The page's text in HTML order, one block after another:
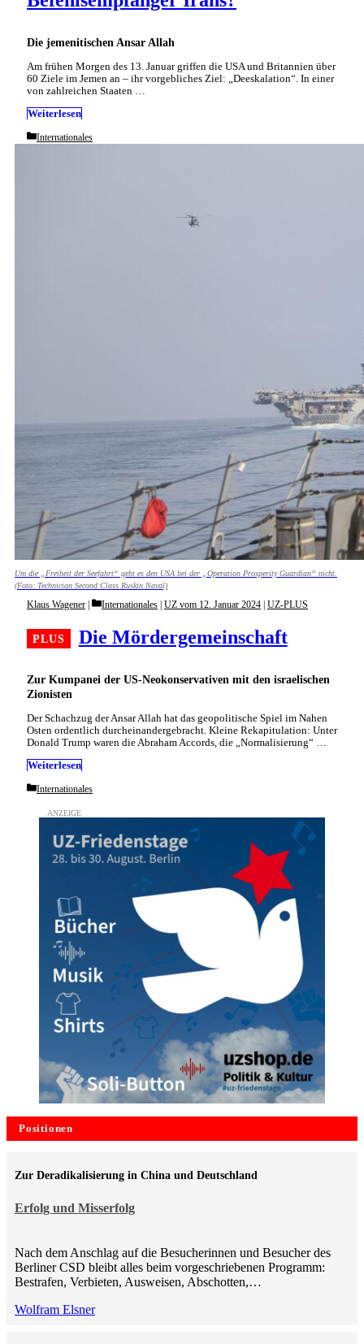
Die jemenitischen Ansar Allah
Am frühen Morgen des 13. Januar griffen die USA und Britannien über
60 Ziele im Jemen an – ihr vorgebliches Ziel: „Deeskalation“. In einer
von zahlreichen Staaten …
Weiterlesen
Categories
Internationales
Um die „Freiheit der Seefahrt“ geht es den USA bei der „Operation Prosperity Guardian“ nicht.
(Foto: Technician Second Class Ruskin Naval)
Zur Kumpanei der US-Neokonservativen mit den israelischen
Zionisten
Die Mördergemeinschaft
Klaus Wagener Categories
Internationales | UZ vom 12. Januar 2024 | UZ-PLUS
Der Schachzug der Ansar Allah hat das geopolitische Spiel im Nahen
Osten ordentlich durcheinandergebracht. Kleine Rekapitulation: Unter
Donald Trump waren die Abraham Accords, die „Normalisierung“ …
Weiterlesen
Categories
Internationales
Positionen
Erfolg und Misserfolg
Zur Deradikalisierung in China und Deutschland
Nach dem Anschlag auf die Besucherinnen und Besucher des
Berliner CSD bleibt alles beim vorgeschriebenen Programm:
Bestrafen, Verbieten, Ausweisen, Abschotten,…
Wolfram Elsner